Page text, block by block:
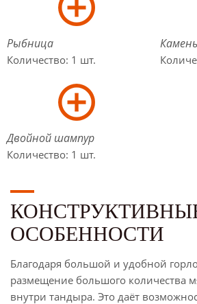
Рыбница
Количество: 1 шт.
Двойной шампур
Количество: 1 шт.
ОСОБЕННОСТИ
Благодаря большой и удобной
размещение большого количества
внутри тандыра. Это даёт